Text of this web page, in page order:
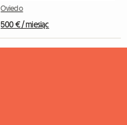
Oviedo
500 € / miesiąc